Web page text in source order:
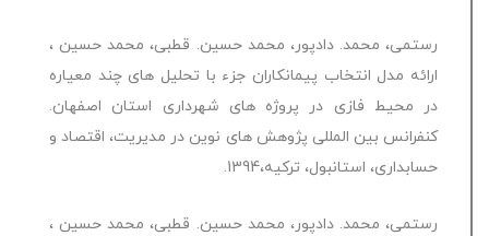
رستمی، محمد. دادپور، محمد حسین. قطبی، محمد حسین ،
ارائه مدل انتخاب پیمانکاران جزء با تحلیل های چند معیاره
در محیط فازی در پروژه های شهرداری استان اصفهان.
کنفرانس بین المللی پژوهش های نوین در مدیریت، اقتصاد و
حسابداری، استانبول، ترکیه،1394.
رستمی، محمد. دادپور، محمد حسین. قطبی، محمد حسین ،